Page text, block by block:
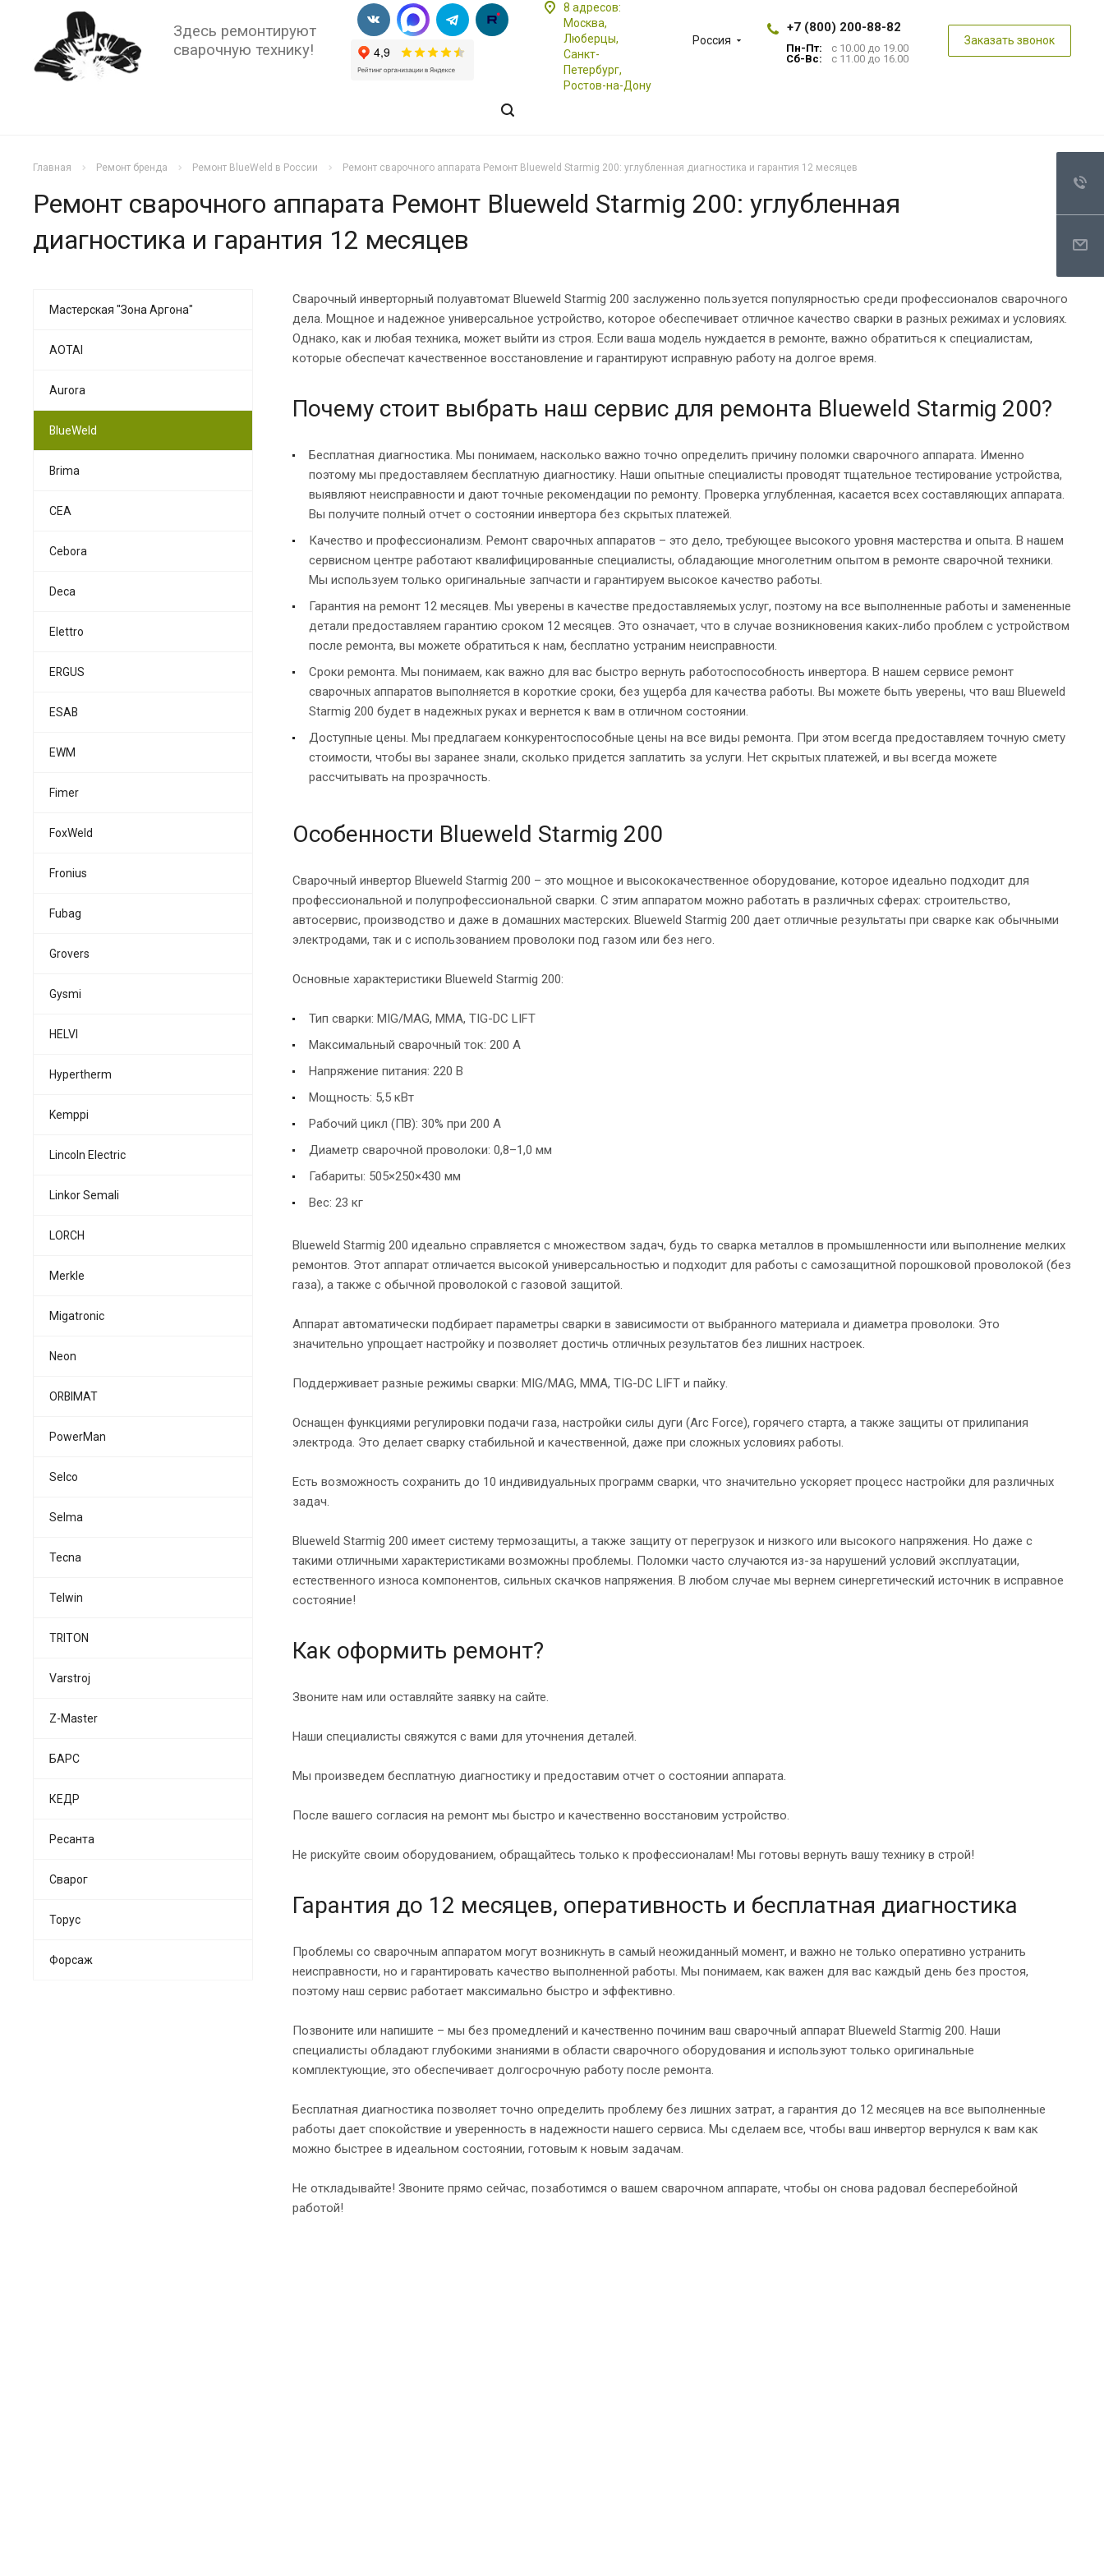
Здесь ремонтируют
сварочную технику!
Россия
+7 (800) 200-88-82
Пн-Пт:
с 10.00 до 19.00
Сб-Вс:
с 11.00 до 16.00
Заказать звонок
8 адресов:
Москва,
Люберцы,
Санкт-
Петербург,
Ростов-на-Дону
Главная Ремонт бренда Ремонт BlueWeld в России Ремонт сварочного аппарата Ремонт Blueweld Starmig 200: углубленная диагностика и гарантия 12 месяцев
Ремонт сварочного аппарата Ремонт Blueweld Starmig 200: углубленная
диагностика и гарантия 12 месяцев
Сварочный инверторный полуавтомат Blueweld Starmig 200 заслуженно пользуется популярностью среди профессионалов сварочного
дела. Мощное и надежное универсальное устройство, которое обеспечивает отличное качество сварки в разных режимах и условиях.
Однако, как и любая техника, может выйти из строя. Если ваша модель нуждается в ремонте, важно обратиться к специалистам,
которые обеспечат качественное восстановление и гарантируют исправную работу на долгое время.
Почему стоит выбрать наш сервис для ремонта Blueweld Starmig 200?
Бесплатная диагностика. Мы понимаем, насколько важно точно определить причину поломки сварочного аппарата. Именно
поэтому мы предоставляем бесплатную диагностику. Наши опытные специалисты проводят тщательное тестирование устройства,
выявляют неисправности и дают точные рекомендации по ремонту. Проверка углубленная, касается всех составляющих аппарата.
Вы получите полный отчет о состоянии инвертора без скрытых платежей.
Качество и профессионализм. Ремонт сварочных аппаратов – это дело, требующее высокого уровня мастерства и опыта. В нашем
сервисном центре работают квалифицированные специалисты, обладающие многолетним опытом в ремонте сварочной техники.
Мы используем только оригинальные запчасти и гарантируем высокое качество работы.
Гарантия на ремонт 12 месяцев. Мы уверены в качестве предоставляемых услуг, поэтому на все выполненные работы и замененные
детали предоставляем гарантию сроком 12 месяцев. Это означает, что в случае возникновения каких-либо проблем с устройством
после ремонта, вы можете обратиться к нам, бесплатно устраним неисправности.
Сроки ремонта. Мы понимаем, как важно для вас быстро вернуть работоспособность инвертора. В нашем сервисе ремонт
сварочных аппаратов выполняется в короткие сроки, без ущерба для качества работы. Вы можете быть уверены, что ваш Blueweld
Starmig 200 будет в надежных руках и вернется к вам в отличном состоянии.
Доступные цены. Мы предлагаем конкурентоспособные цены на все виды ремонта. При этом всегда предоставляем точную смету
стоимости, чтобы вы заранее знали, сколько придется заплатить за услуги. Нет скрытых платежей, и вы всегда можете
рассчитывать на прозрачность.
Особенности Blueweld Starmig 200
Сварочный инвертор Blueweld Starmig 200 – это мощное и высококачественное оборудование, которое идеально подходит для
профессиональной и полупрофессиональной сварки. С этим аппаратом можно работать в различных сферах: строительство,
автосервис, производство и даже в домашних мастерских. Blueweld Starmig 200 дает отличные результаты при сварке как обычными
электродами, так и с использованием проволоки под газом или без него.
Основные характеристики Blueweld Starmig 200:
Тип сварки: MIG/MAG, MMA, TIG-DC LIFT
Максимальный сварочный ток: 200 А
Напряжение питания: 220 В
Мощность: 5,5 кВт
Рабочий цикл (ПВ): 30% при 200 А
Диаметр сварочной проволоки: 0,8–1,0 мм
Габариты: 505×250×430 мм
Вес: 23 кг
Blueweld Starmig 200 идеально справляется с множеством задач, будь то сварка металлов в промышленности или выполнение мелких
ремонтов. Этот аппарат отличается высокой универсальностью и подходит для работы с самозащитной порошковой проволокой (без
газа), а также с обычной проволокой с газовой защитой.
Аппарат автоматически подбирает параметры сварки в зависимости от выбранного материала и диаметра проволоки. Это
значительно упрощает настройку и позволяет достичь отличных результатов без лишних настроек.
Поддерживает разные режимы сварки: MIG/MAG, MMA, TIG-DC LIFT и пайку.
Оснащен функциями регулировки подачи газа, настройки силы дуги (Arc Force), горячего старта, а также защиты от прилипания
электрода. Это делает сварку стабильной и качественной, даже при сложных условиях работы.
Есть возможность сохранить до 10 индивидуальных программ сварки, что значительно ускоряет процесс настройки для различных
задач.
Blueweld Starmig 200 имеет систему термозащиты, а также защиту от перегрузок и низкого или высокого напряжения. Но даже с
такими отличными характеристиками возможны проблемы. Поломки часто случаются из-за нарушений условий эксплуатации,
естественного износа компонентов, сильных скачков напряжения. В любом случае мы вернем синергетический источник в исправное
состояние!
Как оформить ремонт?
Звоните нам или оставляйте заявку на сайте.
Наши специалисты свяжутся с вами для уточнения деталей.
Мы произведем бесплатную диагностику и предоставим отчет о состоянии аппарата.
После вашего согласия на ремонт мы быстро и качественно восстановим устройство.
Не рискуйте своим оборудованием, обращайтесь только к профессионалам! Мы готовы вернуть вашу технику в строй!
Гарантия до 12 месяцев, оперативность и бесплатная диагностика
Проблемы со сварочным аппаратом могут возникнуть в самый неожиданный момент, и важно не только оперативно устранить
неисправности, но и гарантировать качество выполненной работы. Мы понимаем, как важен для вас каждый день без простоя,
поэтому наш сервис работает максимально быстро и эффективно.
Позвоните или напишите – мы без промедлений и качественно починим ваш сварочный аппарат Blueweld Starmig 200. Наши
специалисты обладают глубокими знаниями в области сварочного оборудования и используют только оригинальные
комплектующие, это обеспечивает долгосрочную работу после ремонта.
Бесплатная диагностика позволяет точно определить проблему без лишних затрат, а гарантия до 12 месяцев на все выполненные
работы дает спокойствие и уверенность в надежности нашего сервиса. Мы сделаем все, чтобы ваш инвертор вернулся к вам как
можно быстрее в идеальном состоянии, готовым к новым задачам.
Не откладывайте! Звоните прямо сейчас, позаботимся о вашем сварочном аппарате, чтобы он снова радовал бесперебойной
работой!
Мастерская "Зона Аргона"
AOTAI
Aurora
BlueWeld
Brima
CEA
Cebora
Deca
Elettro
ERGUS
ESAB
EWM
Fimer
FoxWeld
Fronius
Fubag
Grovers
Gysmi
HELVI
Hypertherm
Kemppi
Lincoln Electric
Linkor Semali
LORCH
Merkle
Migatronic
Neon
ORBIMAT
PowerMan
Selco
Selma
Tecna
Telwin
TRITON
Varstroj
Z-Master
БАРС
КЕДР
Ресанта
Сварог
Торус
Форсаж